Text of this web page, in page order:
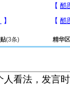
(3条) 精华区